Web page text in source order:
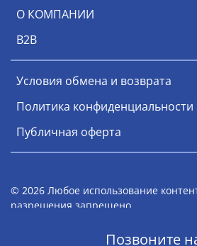
О КОМПАНИИ
В2В
Условия обмена и возврата
Политика конфиденциальности
Публичная оферта
© 2026 Любое использование
разрешения запрещено
Мы работаем с 1996 годаПозвоните